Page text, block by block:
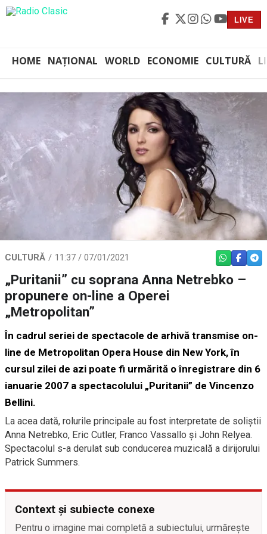
LIVE
HOME NAȚIONAL WORLD ECONOMIE CULTURĂ
CULTURĂ 11:37 / 07/01/2021 WHATSAPP
„Puritanii” cu soprana Anna Netrebko –
propunere on-line a Operei
„Metropolitan”
În cadrul seriei de spectacole de arhivă transmise on-
line de Metropolitan Opera House din New York, în
cursul zilei de azi poate fi urmărită o înregistrare din 6
ianuarie 2007 a spectacolului „Puritanii” de Vincenzo
Bellini.
La acea dată, rolurile principale au fost interpretate de soliştii
Anna Netrebko, Eric Cutler, Franco Vassallo şi John Relyea.
Spectacolul s-a derulat sub conducerea muzicală a dirijorului
Patrick Summers.
Context și subiecte conexe
Pentru o imagine mai completă a subiectului, urmărește